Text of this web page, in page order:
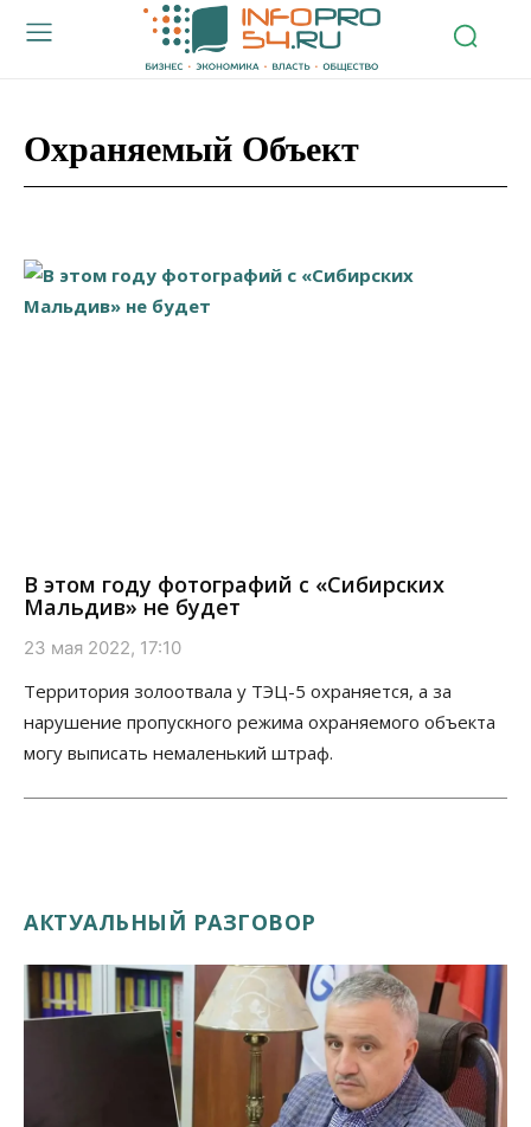
Охраняемый Объект
В этом году фотографий с «Сибирских
Мальдив» не будет
23 мая 2022, 17:10
Территория золоотвала у ТЭЦ-5 охраняется, а за
нарушение пропускного режима охраняемого объекта
могу выписать немаленький штраф.
АКТУАЛЬНЫЙ РАЗГОВОР